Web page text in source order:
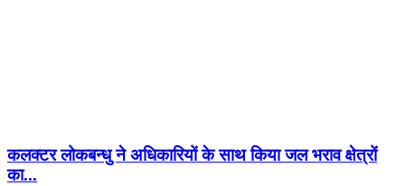
कलक्टर लोकबन्धु ने अधिकारियों के साथ किया जल भराव क्षेत्रों
का...